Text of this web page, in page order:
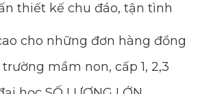
thiết kế chu đáo, tận tình
cho những đơn hàng đồng
mầm non, cấp 1, 2,3